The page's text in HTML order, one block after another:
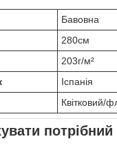
Бавовна
280см
203г/м²
Іспанія
Квітковий/